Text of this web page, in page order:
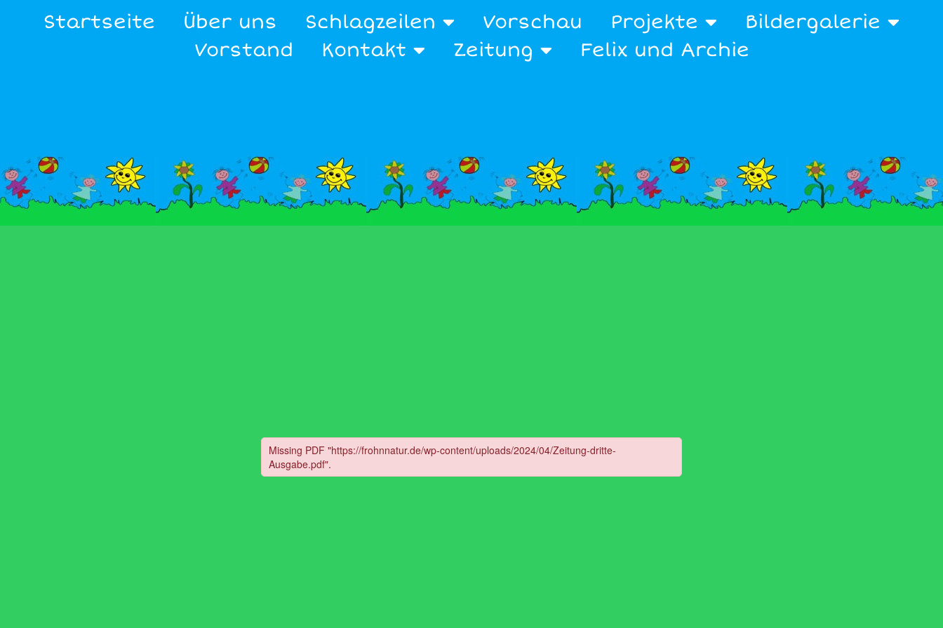
Startseite Über uns Schlagzeilen Vorschau Projekte
Bildergalerie
Vorstand
Kontakt Zeitung Felix und Archie